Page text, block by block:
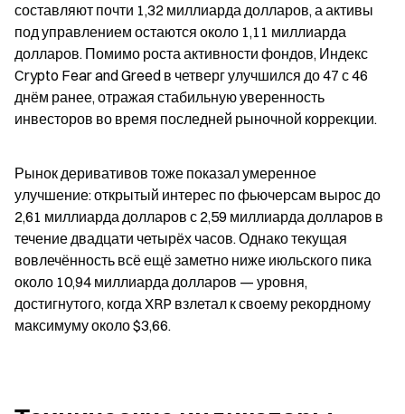
составляют почти 1,32 миллиарда долларов, а активы
под управлением остаются около 1,11 миллиарда
долларов. Помимо роста активности фондов, Индекс
Crypto Fear and Greed в четверг улучшился до 47 с 46
днём ранее, отражая стабильную уверенность
инвесторов во время последней рыночной коррекции.
Рынок деривативов тоже показал умеренное
улучшение: открытый интерес по фьючерсам вырос до
2,61 миллиарда долларов с 2,59 миллиарда долларов в
течение двадцати четырёх часов. Однако текущая
вовлечённость всё ещё заметно ниже июльского пика
около 10,94 миллиарда долларов — уровня,
достигнутого, когда XRP взлетал к своему рекордному
максимуму около $3,66.